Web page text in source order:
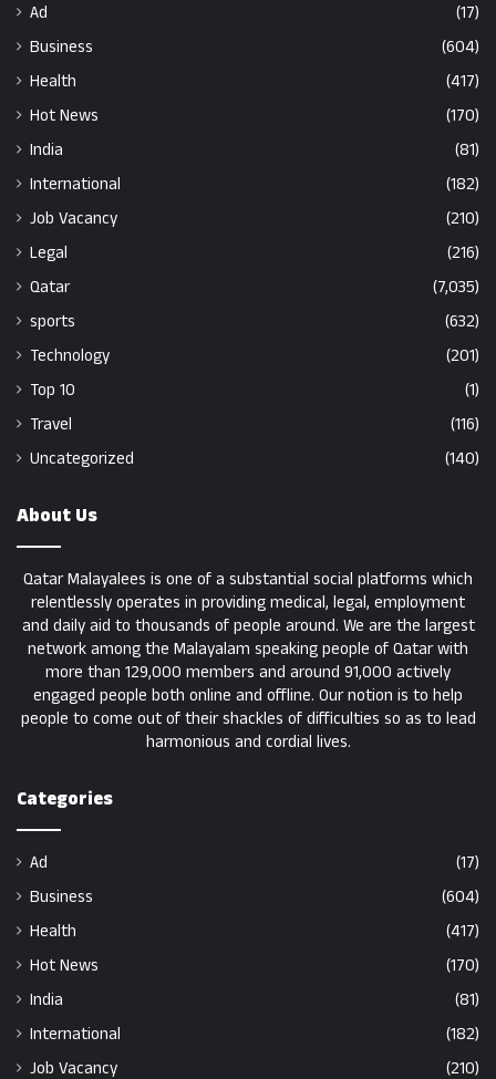
Ad
(17)
Business
(604)
Health
(417)
Hot News
(170)
India
(81)
International
(182)
Job Vacancy
(210)
Legal
(216)
Qatar
(7,035)
sports
(632)
Technology
(201)
Top 10
(1)
Travel
(116)
Uncategorized
(140)
About Us
Qatar Malayalees is one of a substantial social platforms which
relentlessly operates in providing medical, legal, employment
and daily aid to thousands of people around. We are the largest
network among the Malayalam speaking people of Qatar with
more than 129,000 members and around 91,000 actively
engaged people both online and offline. Our notion is to help
people to come out of their shackles of difficulties so as to lead
harmonious and cordial lives.
Categories
Ad
(17)
Business
(604)
Health
(417)
Hot News
(170)
India
(81)
International
(182)
Job Vacancy
(210)